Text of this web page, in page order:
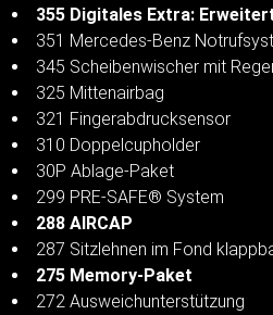
355 Digitales Extra:
351 Mercedes-Benz
345 Scheibenwischer mit
325 Mittenairbag
321 Fingerabdrucksensor
310 Doppelcupholder
30P Ablage-Paket
299 PRE-SAFE® System
288 AIRCAP
287 Sitzlehnen im Fond
275 Memory-Paket
272 Ausweichunterstützung